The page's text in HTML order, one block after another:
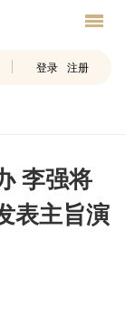
登录 注册
李强将
表主旨演